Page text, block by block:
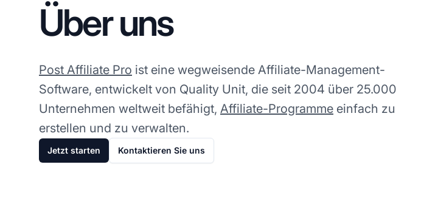
Über uns
Post Affiliate Pro ist eine wegweisende Affiliate-Management-
Software, entwickelt von Quality Unit, die seit 2004 über 25.000
Unternehmen weltweit befähigt, Affiliate-Programme einfach zu
erstellen und zu verwalten.
Jetzt starten Kontaktieren Sie uns